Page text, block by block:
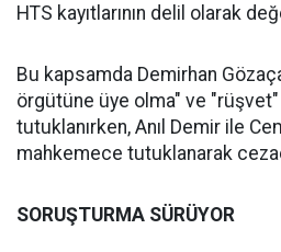
HTS kayıtlarının delil olarak
Bu kapsamda Demirhan
örgütüne üye olma" ve "rüşvet"
tutuklanırken, Anıl Demir ile
mahkemece tutuklanarak
SORUŞTURMA SÜRÜYOR